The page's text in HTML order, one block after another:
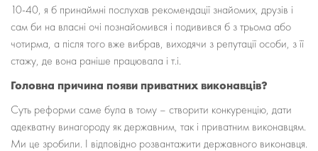
10-40, я б принаймні послухав рекомендації знайомих, друзів і
сам би на власні очі познайомився і подивився б з трьома або
чотирма, а після того вже вибрав, виходячи з репутації особи, з її
стажу, де вона раніше працювала і т.і.
Головна причина появи приватних виконавців?
Суть реформи саме була в тому – створити конкуренцію, дати
адекватну винагороду як державним, так і приватним виконавцям.
Ми це зробили. І відповідно розвантажити державного виконавця.